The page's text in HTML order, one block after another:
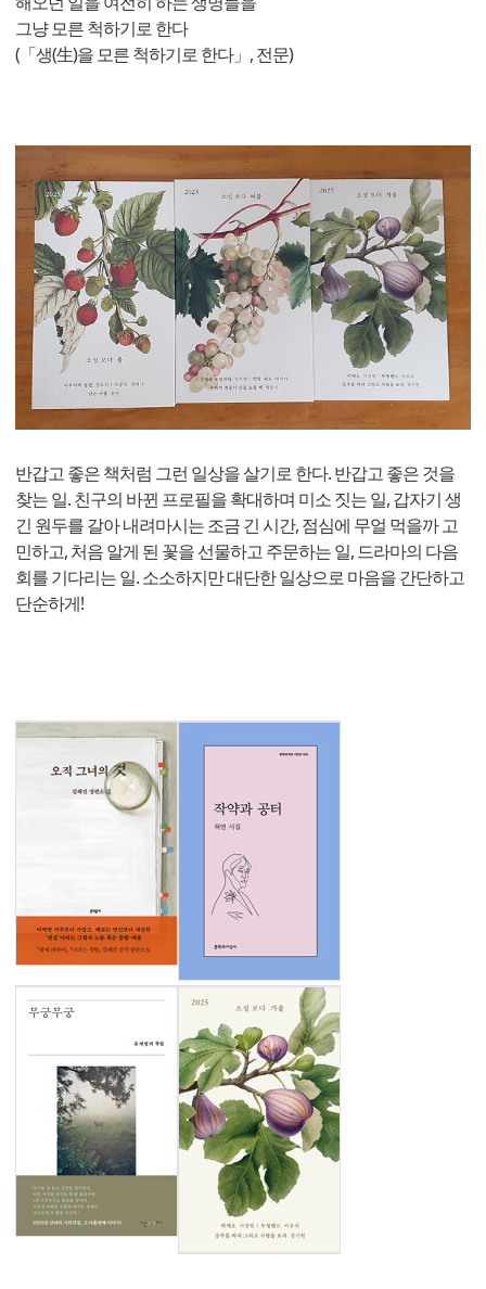
그냥 모른 척하기로 한다
(「생(生)을 모른 척하기로 한다」, 전문)
반갑고 좋은 책처럼 그런 일상을 살기로 한다. 반갑고 좋은 것을
찾는 일. 친구의 바뀐 프로필을 확대하며 미소 짓는 일, 갑자기 생
긴 원두를 갈아 내려마시는 조금 긴 시간, 점심에 무얼 먹을까 고
민하고, 처음 알게 된 꽃을 선물하고 주문하는 일, 드라마의 다음
회를 기다리는 일. 소소하지만 대단한 일상으로 마음을 간단하고
단순하게!